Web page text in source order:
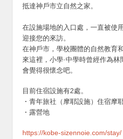
抵達神戶市立自然之家。
在設施場地的入口處，一直被使
迎接您的來訪。
在神戶市，學校團體的自然教育
來這裡，小學·中學時曾經作為
會覺得很懷念吧。
目前住宿設施有2處。
・青年旅社（摩耶設施）住宿摩耶
・露營地
https://kobe-sizennoie.com/stay/